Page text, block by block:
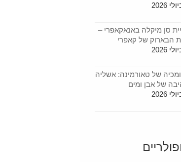
סן מיקלה באנאקאפרי –
הבארוק של קאפרי
של טאורמינה: אשליה
של אבן ומים